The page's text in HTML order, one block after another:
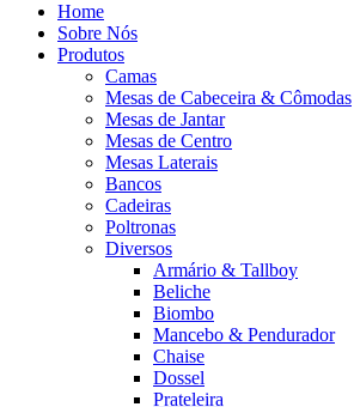
Home
Sobre Nós
Produtos
Camas
Mesas de Cabeceira & Cômodas
Mesas de Jantar
Mesas de Centro
Mesas Laterais
Bancos
Cadeiras
Poltronas
Diversos
Armário & Tallboy
Beliche
Biombo
Mancebo & Pendurador
Chaise
Dossel
Prateleira